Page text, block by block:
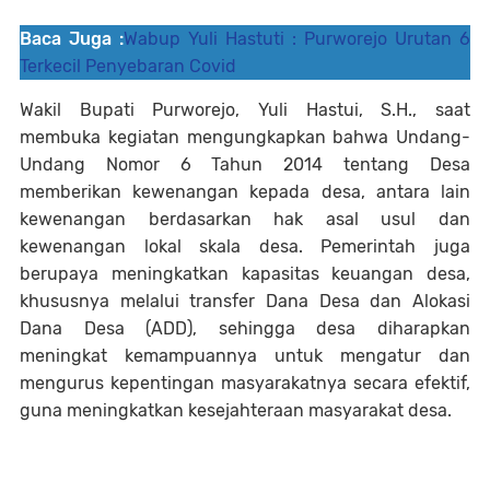
Baca Juga :Wabup Yuli Hastuti : Purworejo Urutan 6
Terkecil Penyebaran Covid
Wakil Bupati Purworejo, Yuli Hastui, S.H., saat
membuka kegiatan mengungkapkan bahwa Undang-
Undang Nomor 6 Tahun 2014 tentang Desa
memberikan kewenangan kepada desa, antara lain
kewenangan berdasarkan hak asal usul dan
kewenangan lokal skala desa. Pemerintah juga
berupaya meningkatkan kapasitas keuangan desa,
khususnya melalui transfer Dana Desa dan Alokasi
Dana Desa (ADD), sehingga desa diharapkan
meningkat kemampuannya untuk mengatur dan
mengurus kepentingan masyarakatnya secara efektif,
guna meningkatkan kesejahteraan masyarakat desa.